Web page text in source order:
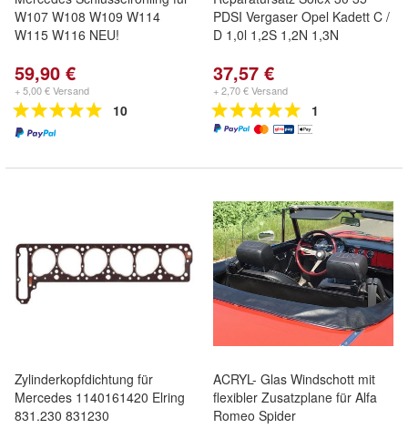
W107 W108 W109 W114
W115 W116 NEU!
59,90 €
+ 5,00 € Versand
10
PDSI Vergaser Opel Kadett C /
D 1,0l 1,2S 1,2N 1,3N
37,57 €
+ 2,70 € Versand
1
Zylinderkopfdichtung für
Mercedes 1140161420 Elring
831.230 831230
ACRYL- Glas Windschott mit
flexibler Zusatzplane für Alfa
Romeo Spider